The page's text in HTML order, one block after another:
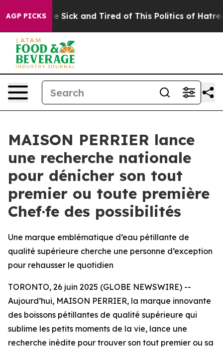
AGP PICKS
Are Sick and Tired of This Politics of Hatred”
MAISON PERRIER lance
une recherche nationale
pour dénicher son tout
premier ou toute première
Chef·fe des possibilités
Une marque emblématique d’eau pétillante de
qualité supérieure cherche une personne d’exception
pour rehausser le quotidien
TORONTO, 26 juin 2025 (GLOBE NEWSWIRE) --
Aujourd’hui, MAISON PERRIER, la marque innovante
des boissons pétillantes de qualité supérieure qui
sublime les petits moments de la vie, lance une
recherche inédite pour trouver son tout premier ou sa